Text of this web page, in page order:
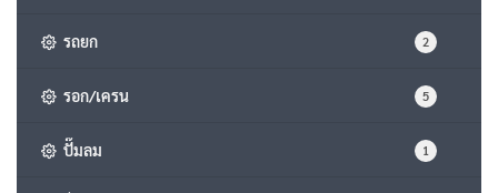
รถยก 2
รอก/เครน 5
ปั๊มลม 1